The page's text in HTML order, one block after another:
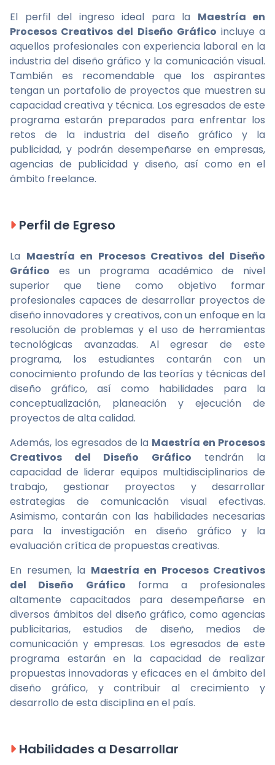
El perfil del ingreso ideal para la Maestría en
Procesos Creativos del Diseño Gráfico incluye a
aquellos profesionales con experiencia laboral en la
industria del diseño gráfico y la comunicación visual.
También es recomendable que los aspirantes
tengan un portafolio de proyectos que muestren su
capacidad creativa y técnica. Los egresados de este
programa estarán preparados para enfrentar los
retos de la industria del diseño gráfico y la
publicidad, y podrán desempeñarse en empresas,
agencias de publicidad y diseño, así como en el
ámbito freelance.
Perfil de Egreso
La Maestría en Procesos Creativos del Diseño
Gráfico es un programa académico de nivel
superior que tiene como objetivo formar
profesionales capaces de desarrollar proyectos de
diseño innovadores y creativos, con un enfoque en la
resolución de problemas y el uso de herramientas
tecnológicas avanzadas. Al egresar de este
programa, los estudiantes contarán con un
conocimiento profundo de las teorías y técnicas del
diseño gráfico, así como habilidades para la
conceptualización, planeación y ejecución de
proyectos de alta calidad.
Además, los egresados de la Maestría en Procesos
Creativos del Diseño Gráfico tendrán la
capacidad de liderar equipos multidisciplinarios de
trabajo, gestionar proyectos y desarrollar
estrategias de comunicación visual efectivas.
Asimismo, contarán con las habilidades necesarias
para la investigación en diseño gráfico y la
evaluación crítica de propuestas creativas.
En resumen, la Maestría en Procesos Creativos
del Diseño Gráfico forma a profesionales
altamente capacitados para desempeñarse en
diversos ámbitos del diseño gráfico, como agencias
publicitarias, estudios de diseño, medios de
comunicación y empresas. Los egresados de este
programa estarán en la capacidad de realizar
propuestas innovadoras y eficaces en el ámbito del
diseño gráfico, y contribuir al crecimiento y
desarrollo de esta disciplina en el país.
Habilidades a Desarrollar